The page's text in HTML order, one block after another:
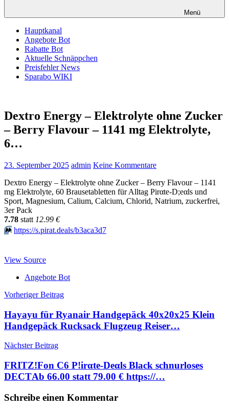
Menü
Hauptkanal
Angebote Bot
Rabatte Bot
Aktuelle Schnäppchen
Preisfehler News
Sparabo WIKI
Dextro Energy – Elektrolyte ohne Zucker
– Berry Flavour – 1141 mg Elektrolyte,
6…
23. September 2025 admin Keine Kommentare
Dextro Energy – Elektrolyte ohne Zucker – Berry Flavour – 1141
mg Elektrolyte, 60 Brausetabletten für Alltag Pirαtе-D;еαls und
Sport, Magnesium, Calium, Calcium, Chlorid, Natrium, zuckerfrei,
3er Pack
7.78 statt 12.99 €
⏩️ https://s.pirat.deals/b3aca3d7
View Source
Angebote Bot
Beitragsnavigation
Vorheriger Beitrag
Hayayu für Ryanair Handgepäck 40x20x25 Klein
Handgepäck Rucksack Flugzeug Reiser…
Nächster Beitrag
FRITZ!Fon C6 P!irαtе-Dеαls Black schnurloses
DECTАb 66.00 statt 79.00 € https://…
Schreibe einen Kommentar